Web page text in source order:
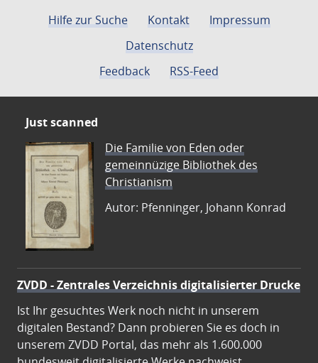
Hilfe zur Suche Kontakt
Impressum
Datenschutz
Feedback
RSS-Feed
Just scanned
Die Familie von Eden oder
gemeinnüzige Bibliothek des
Christianism
Autor: Pfenninger, Johann Konrad
ZVDD - Zentrales Verzeichnis digitalisierter Drucke
Ist Ihr gesuchtes Werk noch nicht in unserem
digitalen Bestand? Dann probieren Sie es doch in
unserem ZVDD Portal, das mehr als 1.600.000